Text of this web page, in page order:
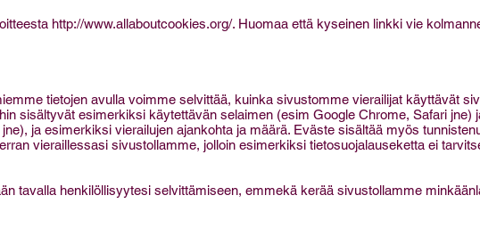
http://www.allaboutcookies.org/. Huomaa että kyseinen linkki vie
tietojen avulla voimme selvittää, kuinka sivustomme vierailijat käyttävät
sisältyvät esimerkiksi käytettävän selaimen (esim Google Chrome, Safari jne)
ja esimerkiksi vierailujen ajankohta ja määrä. Eväste sisältää myös
vieraillessasi sivustollamme, jolloin esimerkiksi tietosuojalauseketta ei
tavalla henkilöllisyytesi selvittämiseen, emmekä kerää sivustollamme